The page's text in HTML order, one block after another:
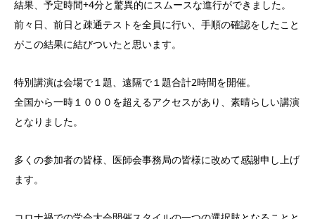
結果、予定時間+4分と驚異的にスムースな進行ができました。
前々日、前日と疎通テストを全員に行い、手順の確認をしたこと
がこの結果に結びついたと思います。
特別講演は会場で１題、遠隔で１題合計2時間を開催。
全国から一時１０００を超えるアクセスがあり、素晴らしい講演
となりました。
多くの参加者の皆様、医師会事務局の皆様に改めて感謝申し上げ
ます。